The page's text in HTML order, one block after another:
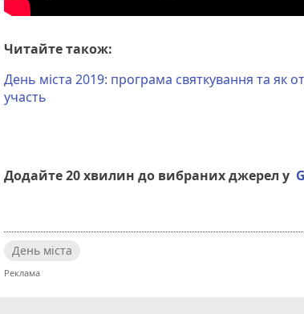
Читайте також:
День міста 2019: програма святкування та як
участь
Додайте 20 хвилин до вибраних джерел у
День міста